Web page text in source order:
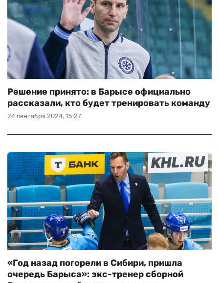
24 сентября 2024, 15:27
Решение принято: в Барысе официально
рассказали, кто будет тренировать команду
«Год назад погорели в Сибири, пришла
очередь Барыса»: экс-тренер сборной